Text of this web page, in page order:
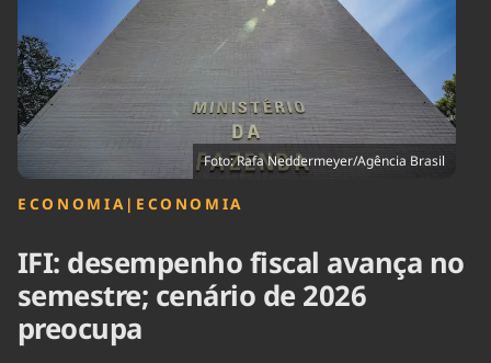
Cinema
Infraestrutura
Saúde
Foto: Rafa Neddermeyer/Agência Brasil
ECONOMIA | ECONOMIA
IFI: desempenho fiscal avança no
semestre; cenário de 2026
preocupa